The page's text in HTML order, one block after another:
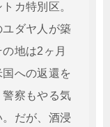
カ特別区。
ユダヤ人が築
地は2ヶ月
への返還を
警察もやる気
。だが、酒浸